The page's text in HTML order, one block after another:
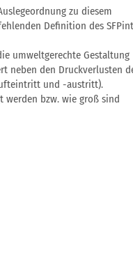
zu diesem
Definition des SFPint
umweltgerechte Gestaltung
neben den Druckverlusten
und -austritt).
werden bzw. wie groß sind